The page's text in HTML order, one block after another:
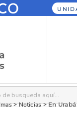
>Noticias>En Urabá y Darién se han